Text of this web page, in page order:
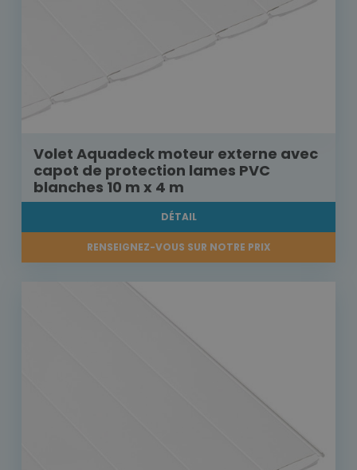
Volet Aquadeck moteur externe avec
capot de protection lames PVC
blanches 10 m x 4 m
DÉTAIL
RENSEIGNEZ-VOUS SUR NOTRE PRIX